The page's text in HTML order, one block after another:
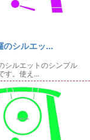
のシルエッ...
シルエットのシンプル
す。使え...